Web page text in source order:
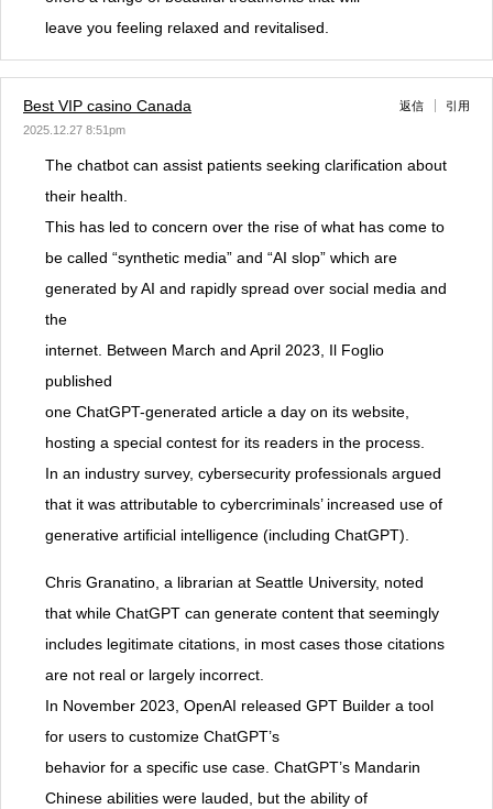
leave you feeling relaxed and revitalised.
Best VIP casino Canada
2025.12.27 8:51pm
返信 引用
The chatbot can assist patients seeking clarification about
their health.
This has led to concern over the rise of what has come to
be called “synthetic media” and “AI slop” which are
generated by AI and rapidly spread over social media and
the
internet. Between March and April 2023, Il Foglio
published
one ChatGPT-generated article a day on its website,
hosting a special contest for its readers in the process.
In an industry survey, cybersecurity professionals argued
that it was attributable to cybercriminals’ increased use of
generative artificial intelligence (including ChatGPT).
Chris Granatino, a librarian at Seattle University, noted
that while ChatGPT can generate content that seemingly
includes legitimate citations, in most cases those citations
are not real or largely incorrect.
In November 2023, OpenAI released GPT Builder a tool
for users to customize ChatGPT’s
behavior for a specific use case. ChatGPT’s Mandarin
Chinese abilities were lauded, but the ability of